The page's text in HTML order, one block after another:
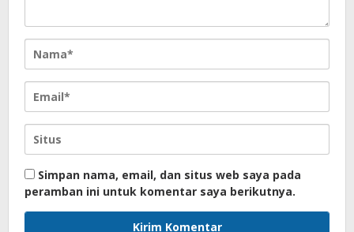
Simpan nama, email, dan situs web saya pada
peramban ini untuk komentar saya berikutnya.